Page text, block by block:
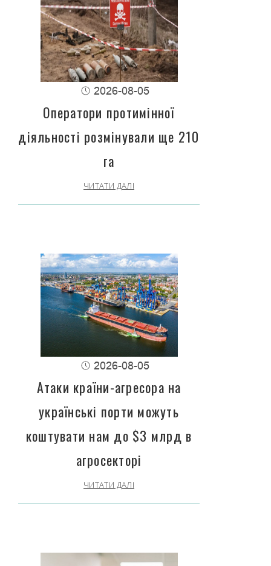
2026-08-05
Оператори протимінної
діяльності розмінували ще 210
га
ЧИТАТИ ДАЛІ
2026-08-05
Атаки країни-агресора на
українські порти можуть
коштувати нам до $3 млрд в
агросекторі
ЧИТАТИ ДАЛІ